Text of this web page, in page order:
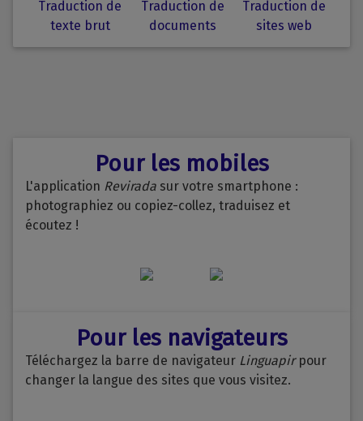
Traduction de
texte brut
Traduction de
documents
Traduction de
sites web
Pour les mobiles
L'application Revirada sur votre smartphone :
photographiez ou copiez-collez, traduisez et
écoutez !
Pour les navigateurs
Téléchargez la barre de navigateur Linguapirpour
changer la langue des sites que vous visitez.